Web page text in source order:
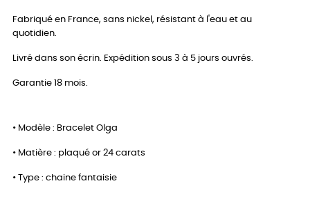
Fabriqué en France, sans nickel, résistant à l'eau et au
quotidien.
Livré dans son écrin. Expédition sous 3 à 5 jours ouvrés.
Garantie 18 mois.
• Modèle : Bracelet Olga
• Matière : plaqué or 24 carats
• Type : chaine fantaisie